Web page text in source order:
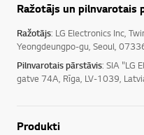
Ražotājs un pilnvarotais
Ražotājs: LG Electronics Inc,
Yeongdeungpo-gu, Seoul,
Pilnvarotais pārstāvis: SIA "LG
gatve 74A, Rīga, LV-1039,
Produkti